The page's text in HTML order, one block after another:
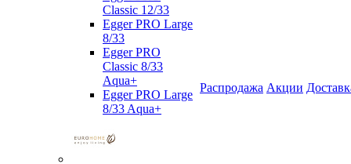
Classic 12/33
Egger PRO Large
8/33
Egger PRO
Classic 8/33
Aqua+
Egger PRO Large
8/33 Aqua+
Распродажа Акции